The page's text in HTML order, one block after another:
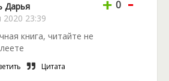
Дарья
2020 23:39
+ 0
книга, читайте не
Цитата